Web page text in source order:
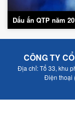
Dấu ấn QTP năm
CÔNG TY
Địa chỉ: Tổ 33, khu
Điện thoại